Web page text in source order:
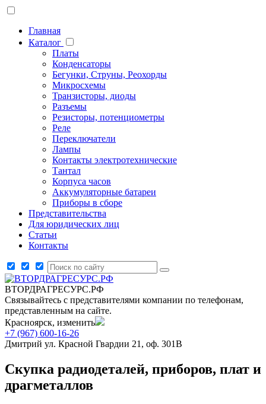
Главная
Каталог
Платы
Конденсаторы
Бегунки, Струны, Реохорды
Микросхемы
Транзисторы, диоды
Разъемы
Резисторы, потенциометры
Реле
Переключатели
Лампы
Контакты электротехнические
Тантал
Корпуса часов
Аккумуляторные батареи
Приборы в сборе
Представительства
Для юридических лиц
Статьи
Контакты
ВТОРДРАГРЕСУРС.РФ
Связывайтесь с представителями компании по телефонам,
представленным на сайте.
Красноярск, изменить
+7 (967) 600-16-26
Дмитрий ул. Красной Гвардии 21, оф. 301В
Скупка радиодеталей, приборов, плат и
драгметаллов